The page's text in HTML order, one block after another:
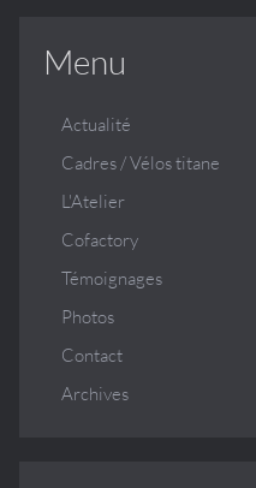
Menu
Actualité
Cadres / Vélos titane
L'Atelier
Cofactory
Témoignages
Photos
Contact
Archives